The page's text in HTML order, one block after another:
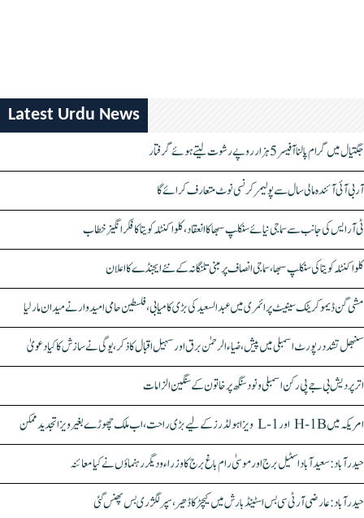
Latest Urdu News
جگتیال میں گرام پالنا آفیسر 5 ہزار روپے رشوت لیتے ہوئے گرفتار
آر بی آئی آئندہ مالی سال سے پولیمر کرنسی نوٹ متعارف کرائے گا
ٹی آر ایس کی جانب سے سماجی نیائے سنکلپ سبھا کا انعقاد، کلواکنٹلہ کویتا کا فکر انگیز خطاب
کلواکنٹلہ کویتا کی سنکلپ سبھا، سماجی انصاف پر مبنی تلنگانہ کے نئے ایجنڈے کا اعلان
مشی گن ڈیموکریٹک سینیٹ پرائمری میں عبدالسعید کی بڑی کامیابی، فلسطین حامی امیدوار نے میدان مار لیا
سنبھل تشدد رپورٹ اسمبلی میں پیش، ضیاء الرحمٰن برق اور سہیل اقبال کا ذکر، یوگی نے سازش کا کیا دعویٰ
اتر پردیش بی جے پی رکن اسمبلی ونود سنگھ پر خاتون کے سنگین الزامات
امریکہ میں H-1B اور L-1 ویزا ہولڈرز کے لیے بڑی راحت، اب ملک چھوڑے بغیر ویزا تجدید ممکن
حیدرآباد: سعیدآباد اسٹیل برج اور موسیٰ رام باغ برج کا وزراء و دیگر رہنماؤں نے کیا معائنہ
حیدرآباد: عارضی آر ٹی سی بس اسٹینڈ بارش میں کیچڑ کا ڈھیر، سپر لگژری بس پھنس گئی